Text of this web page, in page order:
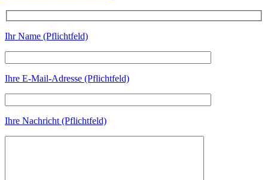
Ihr Name (Pflichtfeld)
Ihre E-Mail-Adresse (Pflichtfeld)
Ihre Nachricht (Pflichtfeld)